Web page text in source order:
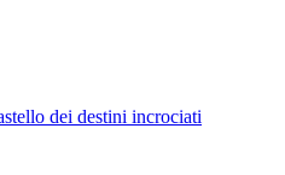
dei destini incrociati